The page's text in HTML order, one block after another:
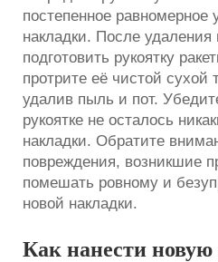
постепенное равномерное
накладки. После удаления
подготовить рукоятку
протрите её чистой сухой
удалив пыль и пот.
рукоятке не осталось
накладки. Обратите
повреждения, возникшие
помешать ровному и
новой накладки.
Как нанести новую